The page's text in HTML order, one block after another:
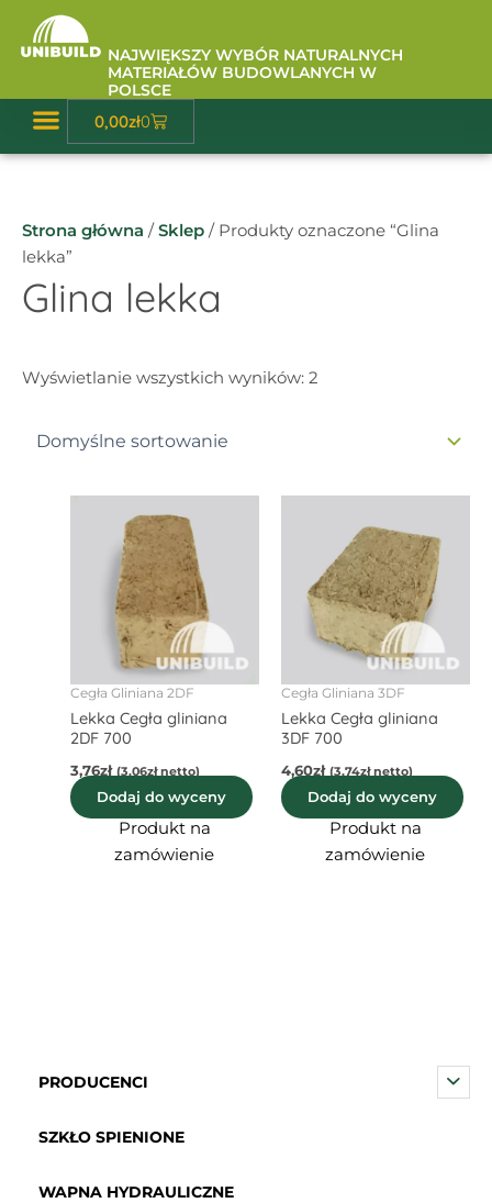
Przejdź
NAJWIĘKSZY WYBÓR NATURALNYCH
MATERIAŁÓW BUDOWLANYCH W
POLSCE
0,00zł0
Wózek
PRODUCENCI
SZKŁO SPIENIONE
WAPNA HYDRAULICZNE
Strona główna /Sklep / Produkty oznaczone “Glina
lekka”
Glina lekka
Wyświetlanie wszystkich wyników: 2
Cegła Gliniana 2DF
Lekka Cegła gliniana
2DF 700
3,76zł (3,06złnetto)
Dodaj do wyceny
Produkt na
zamówienie
Cegła Gliniana 3DF
Lekka Cegła gliniana
3DF 700
4,60zł (3,74złnetto)
Dodaj do wyceny
Produkt na
zamówienie